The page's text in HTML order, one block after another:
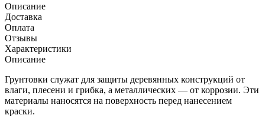
Описание
Доставка
Оплата
Отзывы
Характеристики
Описание
Грунтовки служат для защиты деревянных конструкций от
влаги, плесени и грибка, а металлических — от коррозии. Эти
материалы наносятся на поверхность перед нанесением
краски.